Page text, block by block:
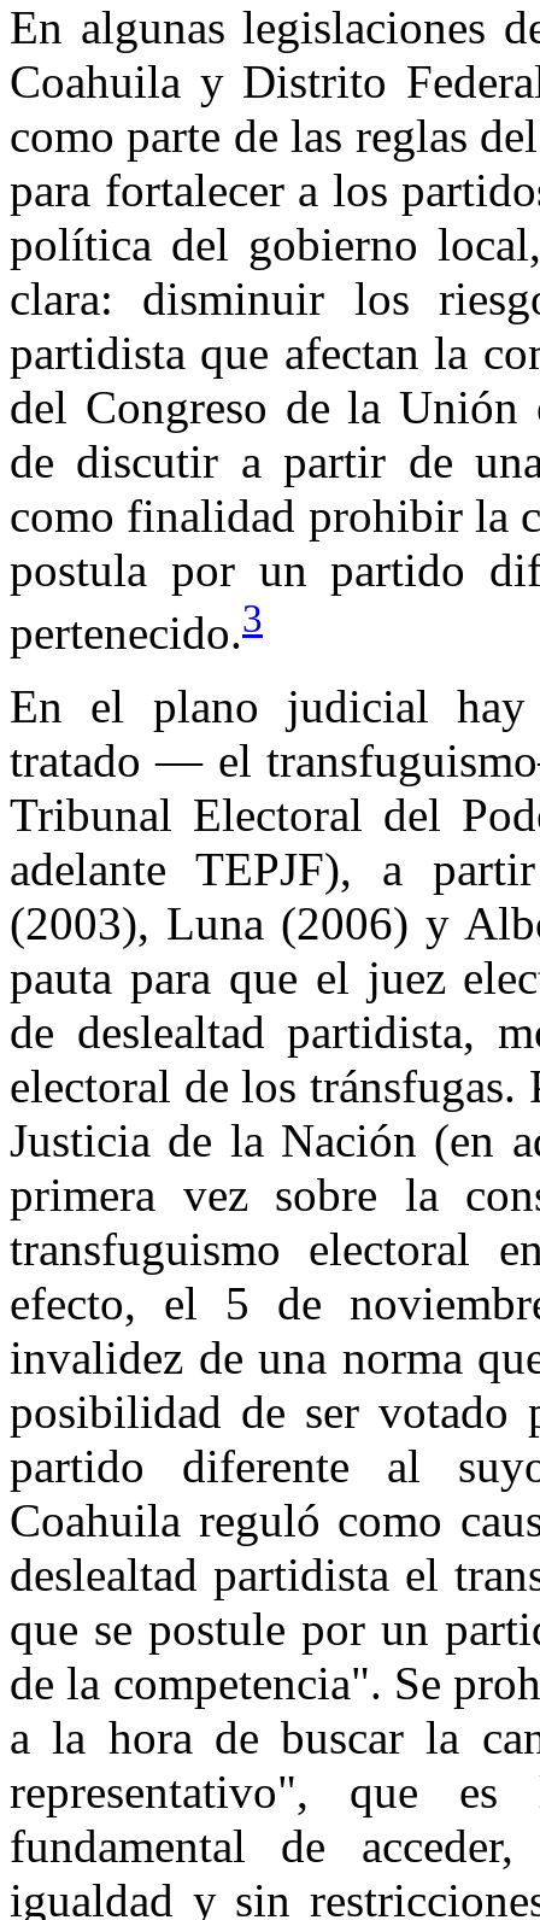
En algunas legislaciones
Coahuila y Distrito
como parte de las reglas
para fortalecer a los
política del gobierno
clara: disminuir los
partidista que afectan la
del Congreso de la Unión
de discutir a partir de
como finalidad prohibir la
postula por un partido
pertenecido.3
En el plano judicial hay
tratado — el
Tribunal Electoral del
adelante TEPJF), a
(2003), Luna (2006) y
pauta para que el juez
de deslealtad partidista,
electoral de los tránsfugas.
Justicia de la Nación (en
primera vez sobre la
transfuguismo electoral
efecto, el 5 de
invalidez de una norma
posibilidad de ser votado
partido diferente al
Coahuila reguló como
deslealtad partidista el
que se postule por un
de la competencia". Se
a la hora de buscar la
representativo", que
fundamental de
igualdad y sin